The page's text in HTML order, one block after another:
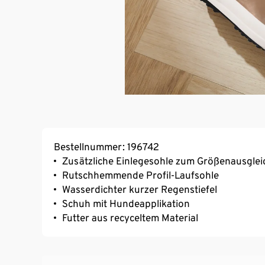
Bestellnummer: 196742
Zusätzliche Einlegesohle zum
Rutschhemmende Profil-Laufsohle
Wasserdichter kurzer Regenstiefel
Schuh mit Hundeapplikation
Futter aus recyceltem Material